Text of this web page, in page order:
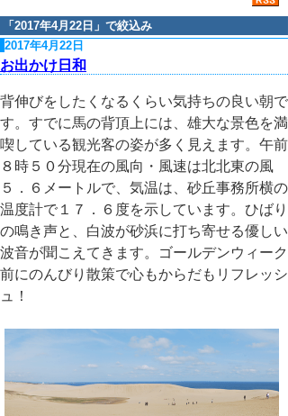
「 2017年4月22日 」で絞込み
2017年4月22日
お出かけ日和
背伸びをしたくなるくらい気持ちの良い朝で
す。すでに馬の背頂上には、雄大な景色を満
喫している観光客の姿が多く見えます。午前
８時５０分現在の風向・風速は北北東の風
５．６メートルで、気温は、砂丘事務所横の
温度計で１７．６度を示しています。ひばり
の鳴き声と、白波が砂浜に打ち寄せる優しい
波音が聞こえてきます。ゴールデンウィーク
前にのんびり散策で心もからだもリフレッシ
ュ！